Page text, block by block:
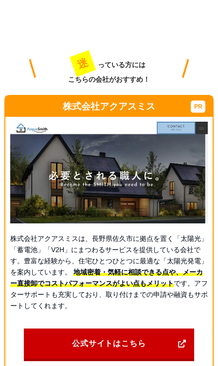
迷
っている方には
こちらの会社がおすすめ！
株式会社アクアスミス
株式会社アクアスミスは、長野県佐久市に拠点を置く「太陽光」
「蓄電池」「V2H」にまつわるサービスを提供している会社で
す。豊富な経験から、住宅ひとつひとつに最適な「太陽光発電」
を案内しています。 地域密着・気軽に相談できる点や、メーカ
ー直接卸でコストパフォーマンスがよい点もメリットです。アフ
ターサポートも充実しており、取り付けまでの申請や融資もサポ
ートしてくれます。
公式サイトはこちら